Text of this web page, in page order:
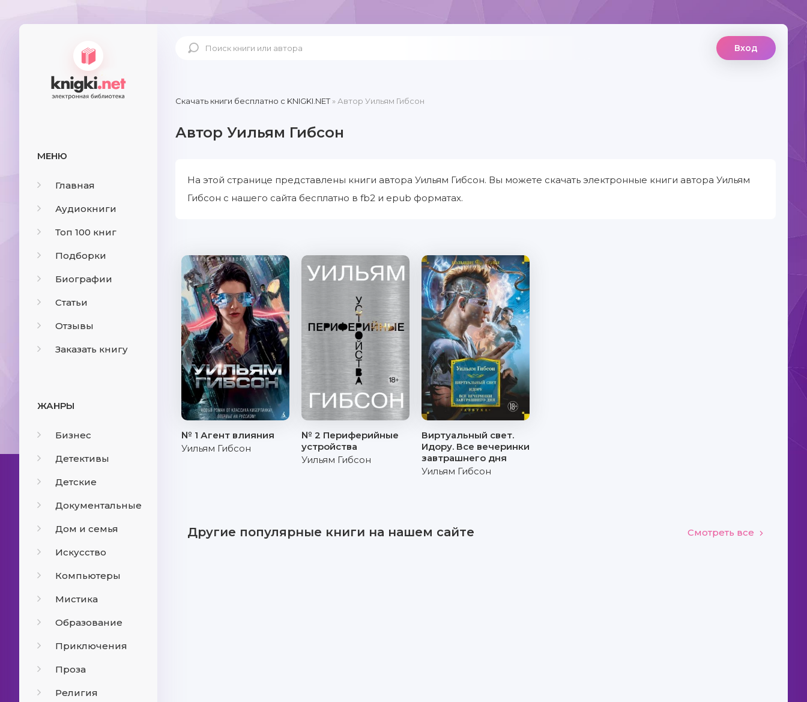
МЕНЮ
Главная
Аудиокниги
Топ 100 книг
Подборки
Биографии
Статьи
Отзывы
Заказать книгу
ЖАНРЫ
Бизнес
Детективы
Детские
Документальные
Дом и семья
Искусство
Компьютеры
Мистика
Образование
Приключения
Проза
Религия
Вход
Скачать книги бесплатно c KNIGKI.NET» Автор Уильям Гибсон
Автор Уильям Гибсон
На этой странице представлены книги автора Уильям Гибсон. Вы можете скачать электронные книги автора Уильям
Гибсон с нашего сайта бесплатно в fb2 и epub форматах.
№ 1 Агент влияния
Уильям Гибсон
№ 2 Периферийные
устройства
Уильям Гибсон
Виртуальный свет.
Идору. Все вечеринки
завтрашнего дня
Уильям Гибсон
Другие популярные книги на нашем сайте Смотреть все